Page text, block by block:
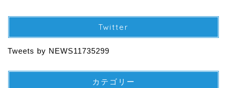
Twitter
Tweets by NEWS11735299
カテゴリー